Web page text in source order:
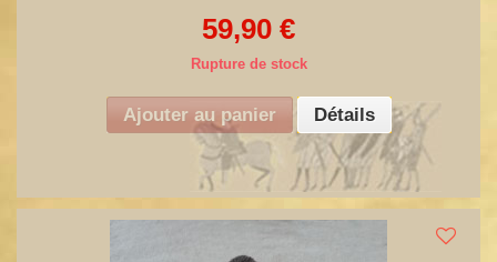
59,90 €
Rupture de stock
Ajouter au panier Détails